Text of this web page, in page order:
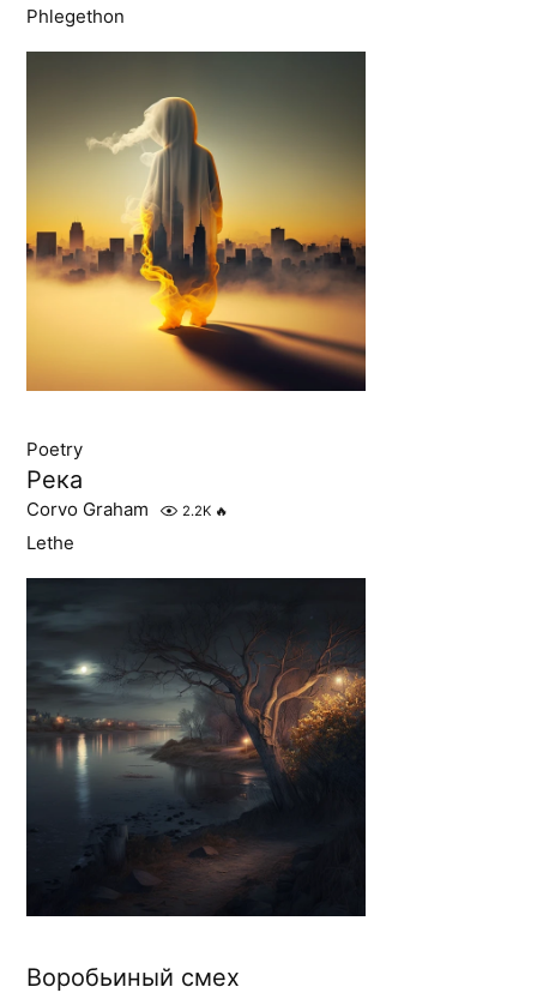
Phlegethon
Poetry
Река
Corvo Graham 2.2K 🔥
Lethe
Воробьиный смех